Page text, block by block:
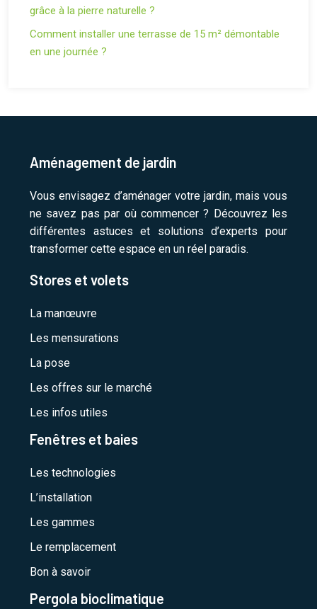
grâce à la pierre naturelle ?
Comment installer une terrasse de 15 m² démontable
en une journée ?
Aménagement de jardin
Vous envisagez d’aménager votre jardin, mais vous
ne savez pas par où commencer ? Découvrez les
différentes astuces et solutions d’experts pour
transformer cette espace en un réel paradis.
Stores et volets
La manœuvre
Les mensurations
La pose
Les offres sur le marché
Les infos utiles
Fenêtres et baies
Les technologies
L’installation
Les gammes
Le remplacement
Bon à savoir
Pergola bioclimatique